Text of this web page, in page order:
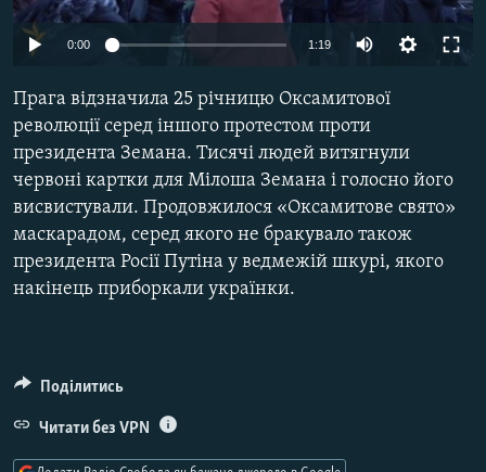
МУЛЬТИМЕДІА
ФОТО
СПЕЦПРОЄКТИ
ПОДКАСТИ
КРИМ РЕАЛІЇ
УКР
0:00 1:19
Прага відзначила 25 річницю Оксамитової
революції серед іншого протестом проти
президента Земана. Тисячі людей витягнули
червоні картки для Мілоша Земана і голосно його
висвистували. Продовжилося «Оксамитове свято»
маскарадом, серед якого не бракувало також
президента Росії Путіна у ведмежій шкурі, якого
накінець приборкали українки.
Поділитись
Читати без VPN